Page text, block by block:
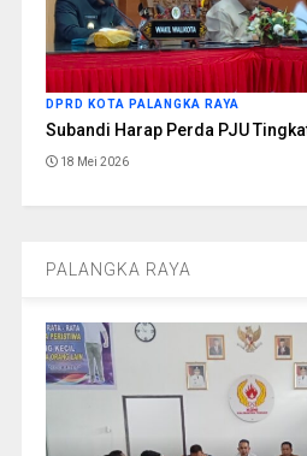
DPRD KOTA PALANGKA RAYA
Subandi Harap Perda PJU
18 Mei 2026
PALANGKA RAYA